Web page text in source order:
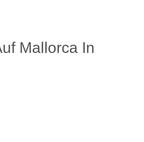
Mallorca In